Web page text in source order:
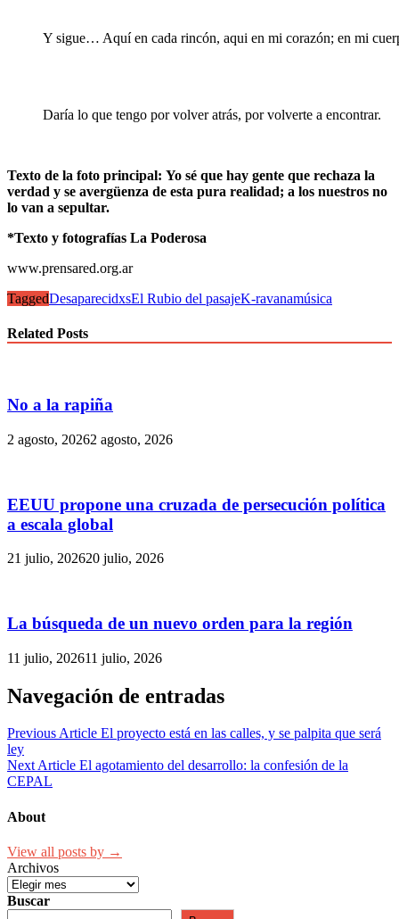
Y sigue… Aquí en cada rincón, aqui en mi corazón; en mi
Daría lo que tengo por volver atrás, por volverte a encontrar.
Texto de la foto principal: Yo sé que hay gente que rechaza la
verdad y se avergüenza de esta pura realidad; a los nuestros no
lo van a sepultar.
*Texto y fotografías La Poderosa
www.prensared.org.ar
TaggedDesaparecidxsEl Rubio del pasajeK-ravanamúsica
Related Posts
No a la rapiña
2 agosto, 20262 agosto, 2026
EEUU propone una cruzada de persecución política
a escala global
21 julio, 202620 julio, 2026
La búsqueda de un nuevo orden para la región
11 julio, 202611 julio, 2026
Navegación de entradas
Previous Article El proyecto está en las calles, y se palpita que será
ley
Next Article El agotamiento del desarrollo: la confesión de la
CEPAL
About
View all posts by →
Archivos
Buscar